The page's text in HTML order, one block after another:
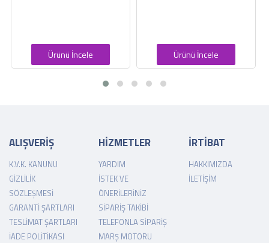
Ürünü İncele Ürünü İncele
ALIŞVERİŞ
K.V.K. KANUNU
GIZLILIK
SÖZLEŞMESI
GARANTI ŞARTLARI
TESLIMAT ŞARTLARI
İADE POLITIKASI
HİZMETLER
YARDIM
İSTEK VE
ÖNERILERINIZ
SIPARIŞ TAKIBI
TELEFONLA SIPARIŞ
MARŞ MOTORU
İRTİBAT
HAKKIMIZDA
İLETIŞIM